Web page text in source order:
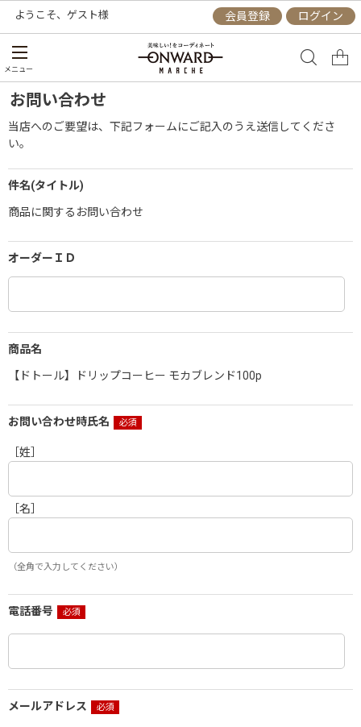
ようこそ、 ゲスト様 会員登録 ログイン
メニュー
お問い合わせ
当店へのご要望は、下記フォームにご記入のうえ送信してくださ
い。
件名(タイトル)
商品に関するお問い合わせ
オーダーＩＤ
商品名
【ドトール】ドリップコーヒー モカブレンド100p
お問い合わせ時氏名
［姓］
［名］
（全角で入力してください）
電話番号
メールアドレス